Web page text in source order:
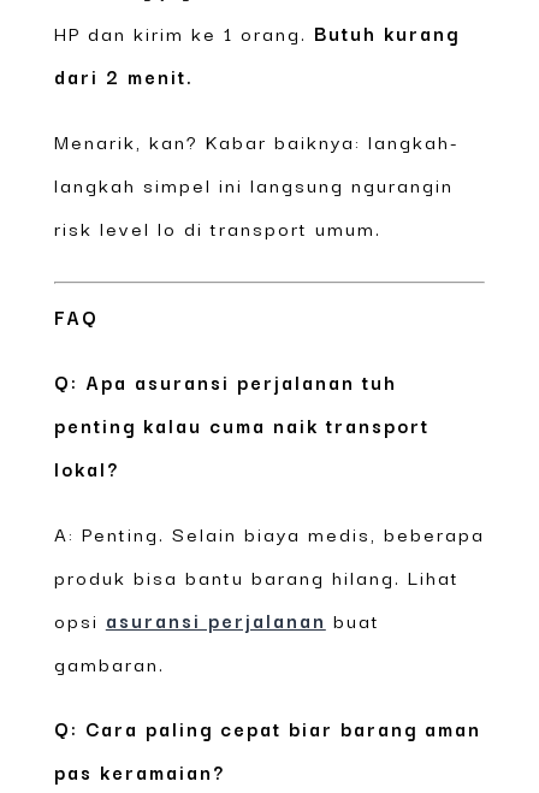
HP dan kirim ke 1 orang. Butuh kurang
dari 2 menit.
Menarik, kan? Kabar baiknya: langkah-
langkah simpel ini langsung ngurangin
risk level lo di transport umum.
FAQ
Q: Apa asuransi perjalanan tuh
penting kalau cuma naik transport
lokal?
A: Penting. Selain biaya medis, beberapa
produk bisa bantu barang hilang. Lihat
opsi asuransi perjalanan buat
gambaran.
Q: Cara paling cepat biar barang aman
pas keramaian?